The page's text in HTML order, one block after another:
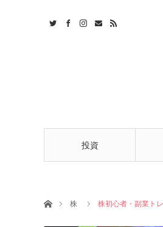
投資
ホーム株 株初心者・副業ト